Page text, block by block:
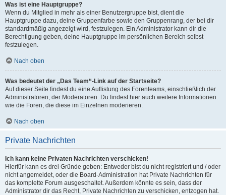
Was ist eine Hauptgruppe?
Wenn du Mitglied in mehr als einer Benutzergruppe bist, dient die
Hauptgruppe dazu, deine Gruppenfarbe sowie den Gruppenrang, der bei dir
standardmäßig angezeigt wird, festzulegen. Ein Administrator kann dir die
Berechtigung geben, deine Hauptgruppe im persönlichen Bereich selbst
festzulegen.
Nach oben
Was bedeutet der „Das Team“-Link auf der Startseite?
Auf dieser Seite findest du eine Auflistung des Forenteams, einschließlich der
Administratoren, der Moderatoren. Du findest hier auch weitere Informationen
wie die Foren, die diese im Einzelnen moderieren.
Nach oben
Private Nachrichten
Ich kann keine Privaten Nachrichten verschicken!
Hierfür kann es drei Gründe geben: Entweder bist du nicht registriert und / oder
nicht angemeldet, oder die Board-Administration hat Private Nachrichten für
das komplette Forum ausgeschaltet. Außerdem könnte es sein, dass der
Administrator dir das Recht, Private Nachrichten zu verschicken, entzogen hat.